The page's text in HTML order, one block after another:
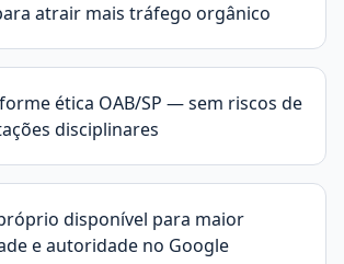
atrair mais tráfego orgânico
ética OAB/SP — sem riscos de
disciplinares
disponível para maior
e autoridade no Google